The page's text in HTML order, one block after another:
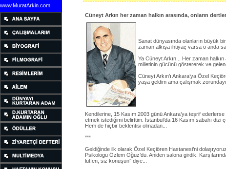
www.MuratArkin.com
Cüneyt Arkın her zaman halkın arasında, onların
Sanat dünyasında olanların büyük
zaman alkışa ihtiyaç varsa o anda
Ya Cüneyt Arkın... Her zaman
milletinin gücünü göstererek ve
Cüneyt Arkın’ı Ankara’ya Özel
yaşa geldim ama çalışmak
Kendilerine, 15 Kasım 2003 günü Ankara’ya teşrif
etmek istediğimi belirttim. İstanbul’da 16 Kasım sabahı dizi
Hem de hiçbir beklentisi olmadan...
***
Geldiğinde ilk olarak Özel Keçiören Hastanesi’ni
Psikologu Özlem Oğuz’du. Aniden salona girdik.
lütfen, siz konuşun” diye...